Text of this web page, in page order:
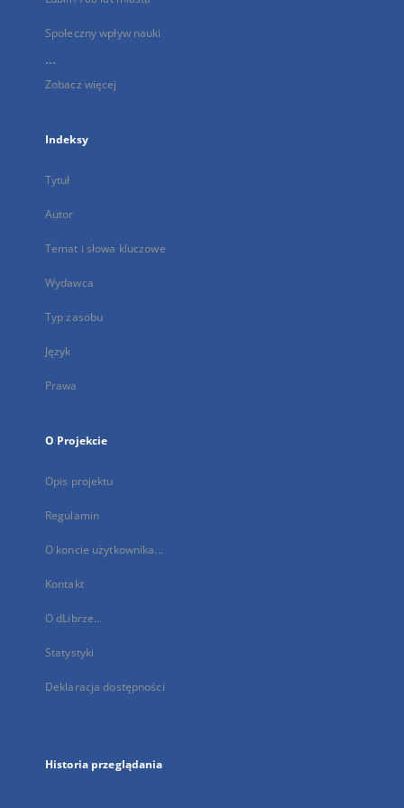
Społeczny wpływ nauki
...
Zobacz więcej
Indeksy
Tytuł
Autor
Temat i słowa kluczowe
Wydawca
Typ zasobu
Język
Prawa
O Projekcie
Opis projektu
Regulamin
O koncie użytkownika...
Kontakt
O dLibrze...
Statystyki
Deklaracja dostępności
Historia przeglądania